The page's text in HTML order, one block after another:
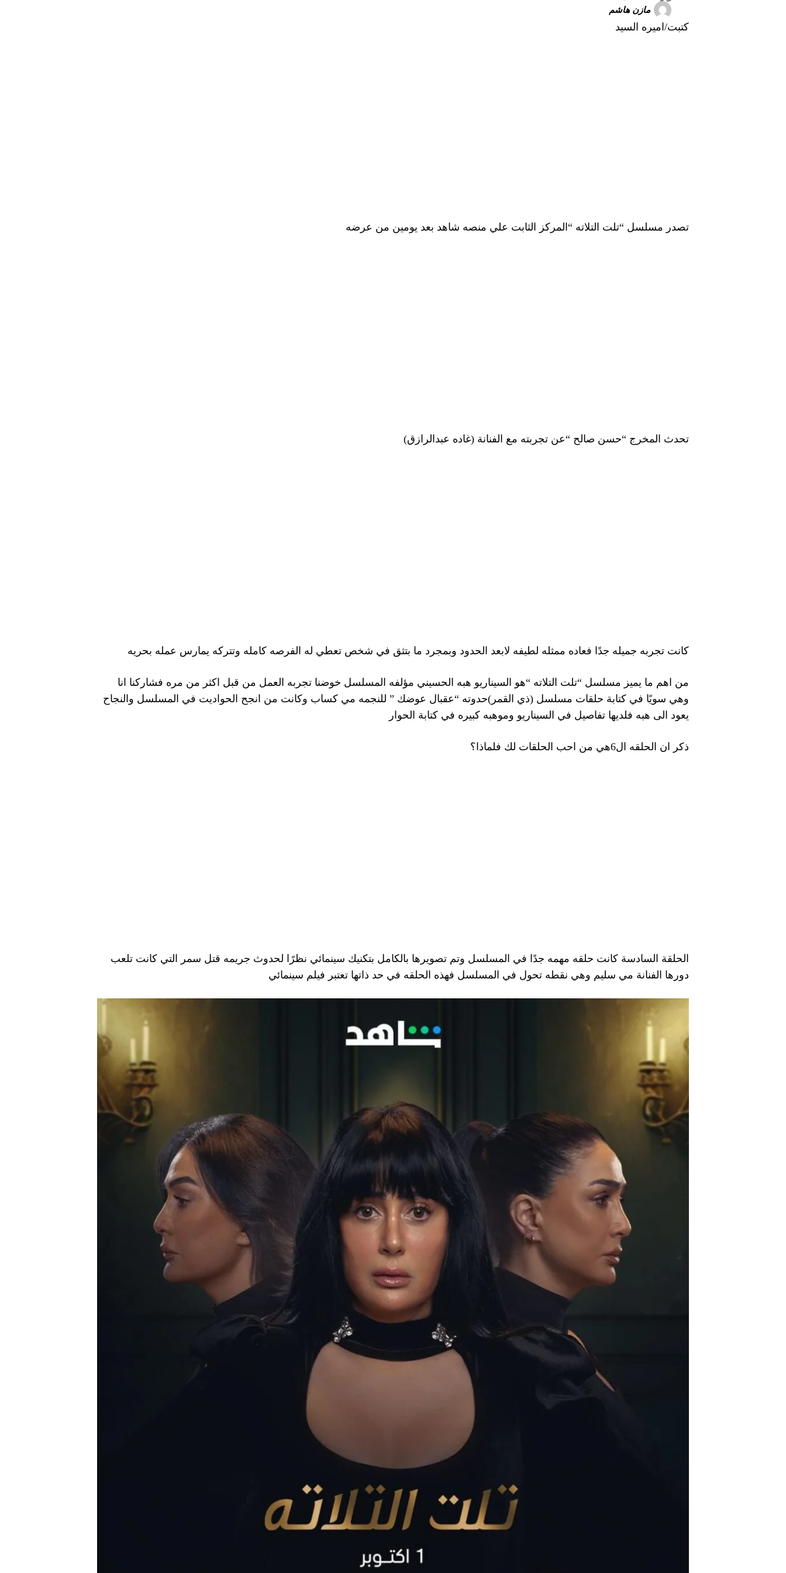
مازن هاشم
كتبت/اميره السيد
تصدر مسلسل “تلت التلاته “المركز الثابت علي منصه شاهد بعد يومين من عرضه
تحدث المخرج “حسن صالح “عن تجربته مع الفنانة (غاده عبدالرازق)
كانت تجربه جميله جدًا فعاده ممثله لطيفه لابعد الحدود وبمجرد ما بتثق في شخص تعطي له الفرصه كامله وتتركه يمارس عمله بحريه
من اهم ما يميز مسلسل “تلت التلاته “هو السيناريو هبه الحسيني مؤلفه المسلسل خوضنا تجربه العمل من قبل اكثر من مره فشاركنا انا
وهي سويًا في كتابة حلقات مسلسل (ذي القمر)حدوته “عقبال عوضك ” للنجمه مي كساب وكانت من انجح الحواديت في المسلسل والنجاح
يعود الى هبه فلديها تفاصيل في السيناريو وموهبه كبيره في كتابة الحوار
ذكر ان الحلقه ال6هي من احب الحلقات لك فلماذا؟
الحلقة السادسة كانت حلقه مهمه جدًا في المسلسل وتم تصويرها بالكامل بتكنيك سينمائي نظرًا لحدوث جريمه قتل سمر التي كانت تلعب
دورها الفنانة مي سليم وهي نقطه تحول في المسلسل فهذه الحلقه في حد ذاتها تعتبر فيلم سينمائي